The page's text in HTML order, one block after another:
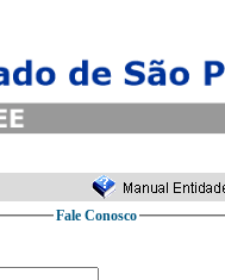
Fale Conosco